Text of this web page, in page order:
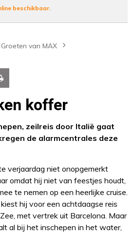
beschikbaar.
Groeten van MAX
koffer
zeilreis door Italië gaat
de alarmcentrales deze
verjaardag niet onopgemerkt
omdat hij niet van feestjes houdt,
te nemen op een heerlijke cruise.
hij voor een achtdaagse reis
met vertrek uit Barcelona. Maar
al bij het inschepen in het water,